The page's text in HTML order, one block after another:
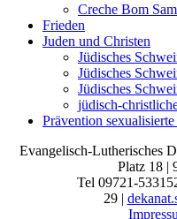
Creche Bom
Frieden
Juden und Christen
Jüdisches
Jüdisches
Jüdisches
jüdisch-
Prävention
Evangelisch-Lutherisches
Platz 18 |
Tel 09721-
29 |